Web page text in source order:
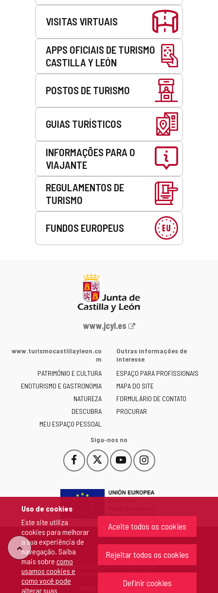
Uso de cookies
Este site utiliza
cookies para melhorar
a sua experiência de
navegação. Saiba
mais sobre como
usamos cookies e
como você pode
alterar suas
Aceite todos os cookies
Rejeitar todos os cookies
Definir cookies
VISITAS VIRTUAIS
APPS OFICIAIS DE TURISMO
CASTILLA Y LEÓN
POSTOS DE TURISMO
GUIAS TURÍSTICOS
INFORMAÇÕES PARA O
VIAJANTE
REGULAMENTOS DE
TURISMO
FUNDOS EUROPEUS
Portal
Junta
Castilla
y
León
-
www.jcyl.es
www.turismocastillayleon.co
m
PATRIMÓNIO E CULTURA
ENOTURISMO E GASTRONOMIA
NATUREZA
DESCUBRA
MEU ESPAÇO PESSOAL
Outras informações de
interesse
ESPAÇO PARA PROFISSIONAIS
MAPA DO SITE
FORMULÁRIO DE CONTATO
PROCURAR
Siga-nos no
Facebook
Este
enlace
abrirá
nueva.
Este
enlace
abrirá
ventana
nueva.
YouTube
Este
enlace
abrirá
ventana
nueva.
Instagram
Este
enlace
abrirá
nueva.
"Voltar
ao
Copyright 2026 - Junta de Castela e Leão
Todos os direitos reservados
POLÍTICA DE COOKIES